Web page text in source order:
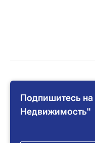
Подпишитесь
Недвижимость"